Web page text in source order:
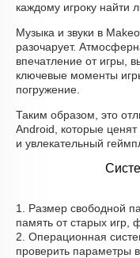
каждому игроку найти
Музыка и звуки в
разочарует.
впечатление от игры,
ключевые моменты
погружение.
Таким образом, это
Android, которые
и увлекательный
1. Размер свободной
память от старых игр,
2. Операционная
проверить параметры